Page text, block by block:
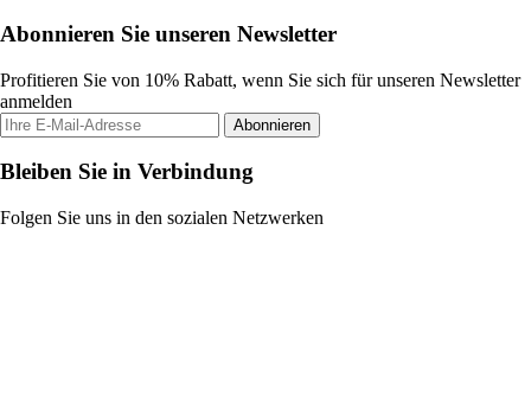
Abonnieren Sie unseren Newsletter
Profitieren Sie von 10% Rabatt, wenn Sie sich für unseren Newsletter
anmelden
Abonnieren
Bleiben Sie in Verbindung
Folgen Sie uns in den sozialen Netzwerken